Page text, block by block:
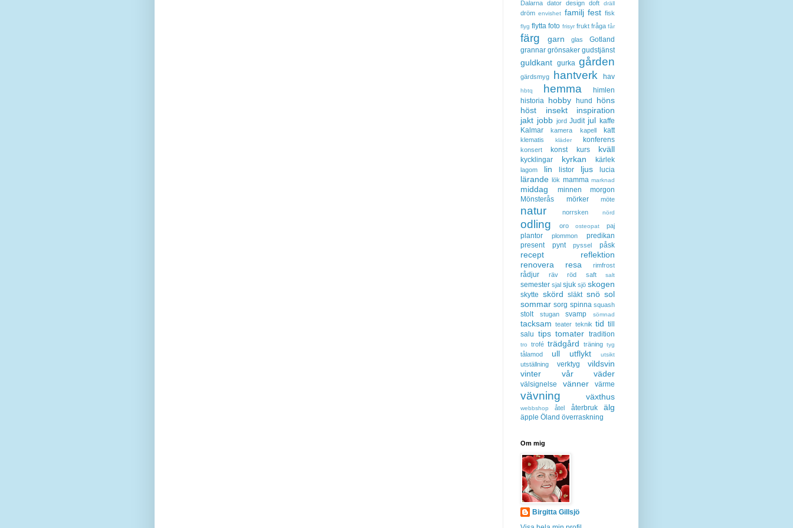
Dalarna dator design doft dräll
dröm envishet familj fest fisk
flyg flytta foto frisyr frukt fråga får
färg garn glas
Gotland
grannar grönsaker gudstjänst
guldkant gurka gården
gärdsmyg hantverk hav
hbtq hemma
himlen
historia hobby hund
höns
höst
insekt
inspiration
jakt jobb jord Judit jul kaffe
Kalmar
kamera kapell katt
klematis kläder konferens
konsert konst kurs kväll
kycklingar kyrkan kärlek
lagom lin listor ljus lucia
lärande lök mamma marknad
middag minnen
morgon
Mönsterås
mörker möte
natur norrsken nörd
odling oro osteopat paj
plantor plommon
predikan
present
pynt pyssel påsk
recept
reflektion
renovera
resa rimfrost
rådjur räv röd saft salt
semester sjal sjuk sjö skogen
skytte skörd släkt snö sol
sommar sorg spinna squash
stolt stugan svamp sömnad
tacksam teater teknik tid till
salu tips tomater tradition
tro trofé trädgård träning tyg
tålamod ull utflykt utsikt
utställning verktyg
vildsvin
vinter
vår väder
välsignelse vänner värme
vävning växthus
webbshop åtel återbruk älg
äpple Öland överraskning
Om mig
Birgitta Gillsjö